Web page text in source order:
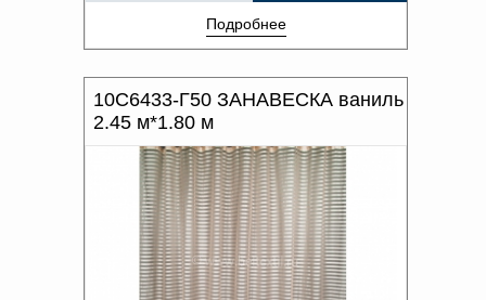
Подробнее
10С6433-Г50 ЗАНАВЕСКА ваниль
2.45 м*1.80 м